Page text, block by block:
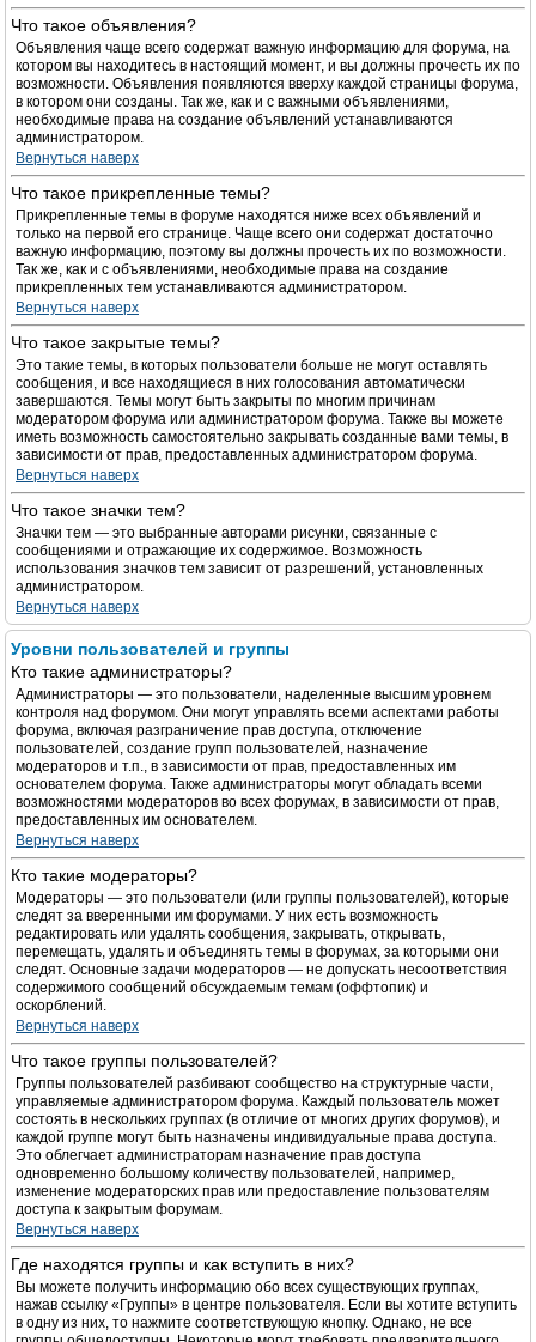
Что такое объявления?
Объявления чаще всего содержат важную информацию для форума, на
котором вы находитесь в настоящий момент, и вы должны прочесть их по
возможности. Объявления появляются вверху каждой страницы форума,
в котором они созданы. Так же, как и с важными объявлениями,
необходимые права на создание объявлений устанавливаются
администратором.
Вернуться наверх
Что такое прикрепленные темы?
Прикрепленные темы в форуме находятся ниже всех объявлений и
только на первой его странице. Чаще всего они содержат достаточно
важную информацию, поэтому вы должны прочесть их по возможности.
Так же, как и с объявлениями, необходимые права на создание
прикрепленных тем устанавливаются администратором.
Вернуться наверх
Что такое закрытые темы?
Это такие темы, в которых пользователи больше не могут оставлять
сообщения, и все находящиеся в них голосования автоматически
завершаются. Темы могут быть закрыты по многим причинам
модератором форума или администратором форума. Также вы можете
иметь возможность самостоятельно закрывать созданные вами темы, в
зависимости от прав, предоставленных администратором форума.
Вернуться наверх
Что такое значки тем?
Значки тем — это выбранные авторами рисунки, связанные с
сообщениями и отражающие их содержимое. Возможность
использования значков тем зависит от разрешений, установленных
администратором.
Вернуться наверх
Уровни пользователей и группы
Кто такие администраторы?
Администраторы — это пользователи, наделенные высшим уровнем
контроля над форумом. Они могут управлять всеми аспектами работы
форума, включая разграничение прав доступа, отключение
пользователей, создание групп пользователей, назначение
модераторов и т.п., в зависимости от прав, предоставленных им
основателем форума. Также администраторы могут обладать всеми
возможностями модераторов во всех форумах, в зависимости от прав,
предоставленных им основателем.
Вернуться наверх
Кто такие модераторы?
Модераторы — это пользователи (или группы пользователей), которые
следят за вверенными им форумами. У них есть возможность
редактировать или удалять сообщения, закрывать, открывать,
перемещать, удалять и объединять темы в форумах, за которыми они
следят. Основные задачи модераторов — не допускать несоответствия
содержимого сообщений обсуждаемым темам (оффтопик) и
оскорблений.
Вернуться наверх
Что такое группы пользователей?
Группы пользователей разбивают сообщество на структурные части,
управляемые администратором форума. Каждый пользователь может
состоять в нескольких группах (в отличие от многих других форумов), и
каждой группе могут быть назначены индивидуальные права доступа.
Это облегчает администраторам назначение прав доступа
одновременно большому количеству пользователей, например,
изменение модераторских прав или предоставление пользователям
доступа к закрытым форумам.
Вернуться наверх
Где находятся группы и как вступить в них?
Вы можете получить информацию обо всех существующих группах,
нажав ссылку «Группы» в центре пользователя. Если вы хотите вступить
в одну из них, то нажмите соответствующую кнопку. Однако, не все